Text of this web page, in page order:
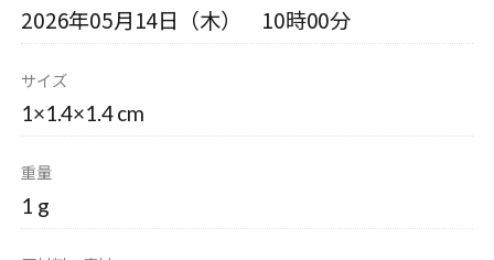
2026年05月14日（木） 10時00分
サイズ
1×1.4×1.4 cm
重量
1 g